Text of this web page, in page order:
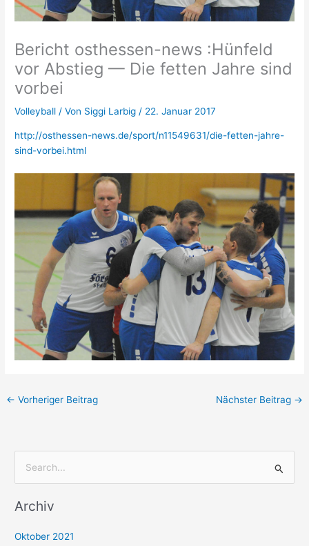
Bericht osthessen-news :Hünfeld
vor Abstieg — Die fetten Jahre sind
vorbei
Volleyball / Von Siggi Larbig/ 22. Januar 2017
http://osthessen-news.de/sport/n11549631/die-fetten-jahre-
sind-vorbei.html
← Vorheriger Beitrag Nächster Beitrag →
c
Archiv
Oktober 2021